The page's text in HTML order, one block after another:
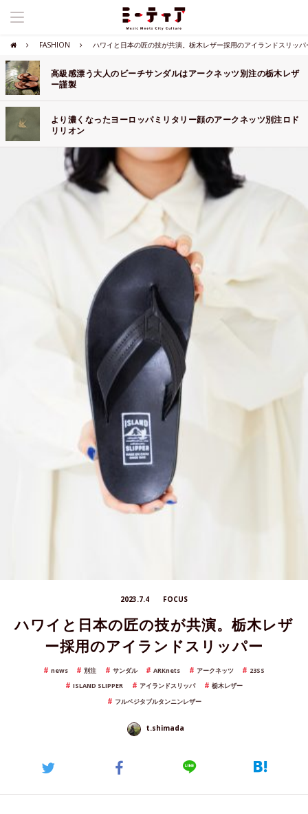
FASHION ハワイと日本の匠の技が共演。栃木レザー採用のアイランドスリッパ
高級感漂う大人のビーチサンダルはアークネッツ別注の栃木レザ
ー謹製
より濃くなったヨーロッパミリタリー顔のアークネッツ別注ロド
リリオン
2023.7.4 FOCUS
ハワイと日本の匠の技が共演。栃木レザ
ー採用のアイランドスリッパー
news 別注 サンダル ARKnets アークネッツ
23SS
ISLAND SLIPPER
アイランドスリッパ
栃木レザー
フルベジタブルタンニンレザー
t.shimada